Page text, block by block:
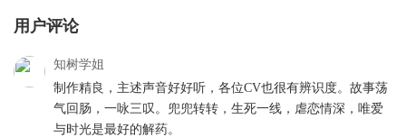
用户评论
知树学姐
制作精良，主述声音好好听，各位CV也很有辨识度。故事荡
气回肠，一咏三叹。兜兜转转，生死一线，虐恋情深，唯爱
与时光是最好的解药。